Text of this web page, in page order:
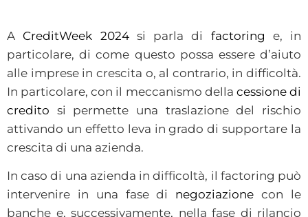
A CreditWeek 2024si parla di factoring e, in
particolare, di come questo possa essere d’aiuto
alle imprese in crescita o, al contrario, in difficoltà.
In particolare, con il meccanismo della cessione di
credito si permette una traslazione del rischio
attivando un effetto leva in grado di supportare la
crescita di una azienda.
In caso di una azienda in difficoltà, il factoring può
intervenire in una fase di negoziazione con le
banche e, successivamente, nella fase di rilancio